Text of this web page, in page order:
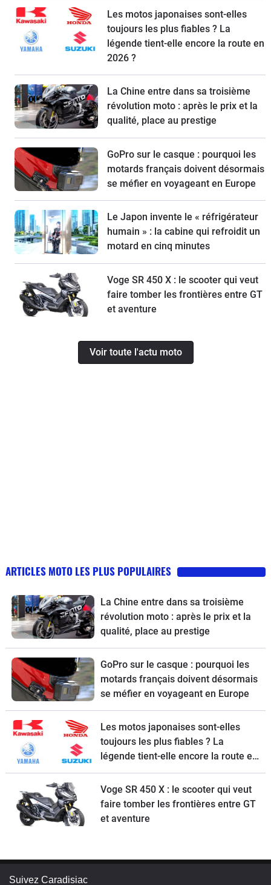
Les motos japonaises sont-elles
toujours les plus fiables ? La
légende tient-elle encore la route en
2026 ?
La Chine entre dans sa troisième
révolution moto : après le prix et la
qualité, place au prestige
GoPro sur le casque : pourquoi les
motards français doivent désormais
se méfier en voyageant en Europe
Le Japon invente le « réfrigérateur
humain » : la cabine qui refroidit un
motard en cinq minutes
Voge SR 450 X : le scooter qui veut
faire tomber les frontières entre GT
et aventure
Voir toute l'actu moto
ARTICLES MOTO LES PLUS POPULAIRES
La Chine entre dans sa troisième
révolution moto : après le prix et la
qualité, place au prestige
GoPro sur le casque : pourquoi les
motards français doivent désormais
se méfier en voyageant en Europe
Les motos japonaises sont-elles
toujours les plus fiables ? La
légende tient-elle encore la route en
2026 ?
Voge SR 450 X : le scooter qui veut
faire tomber les frontières entre GT
et aventure
Suivez Caradisiac